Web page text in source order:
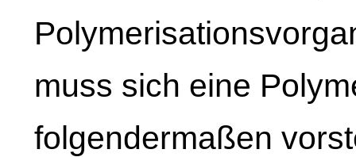
muss sich eine
folgendermaßen